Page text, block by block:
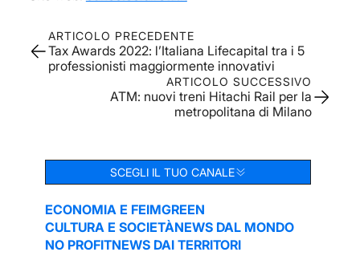
ARTICOLO PRECEDENTE
Tax Awards 2022: l’Italiana Lifecapital tra i 5
professionisti maggiormente innovativi
ARTICOLO SUCCESSIVO
ATM: nuovi treni Hitachi Rail per la
metropolitana di Milano
SCEGLI IL TUO CANALE
ECONOMIA E FEIMGREEN
CULTURA E SOCIETÀNEWS DAL MONDO
NO PROFITNEWS DAI TERRITORI